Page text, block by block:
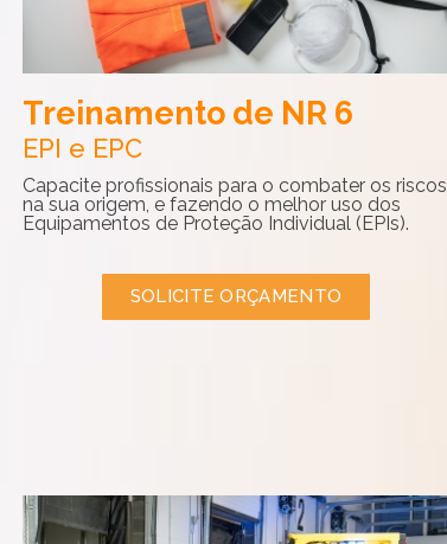
Treinamento de NR 6
EPI e EPC
Capacite profissionais para o combater os riscos
na sua origem, e fazendo o melhor uso dos
Equipamentos de Proteção Individual (EPIs).
SOLICITE ORÇAMENTO